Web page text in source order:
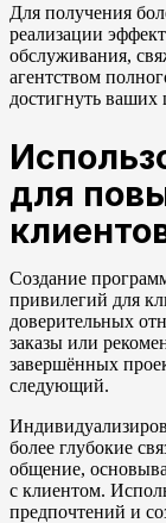
Для получения
реализации
обслуживания,
агентством
достигнуть ваших
для
Создание
привилегий для
доверительных
заказы или
завершённых
следующий.
более глубокие
общение,
с клиентом.
предпочтений и